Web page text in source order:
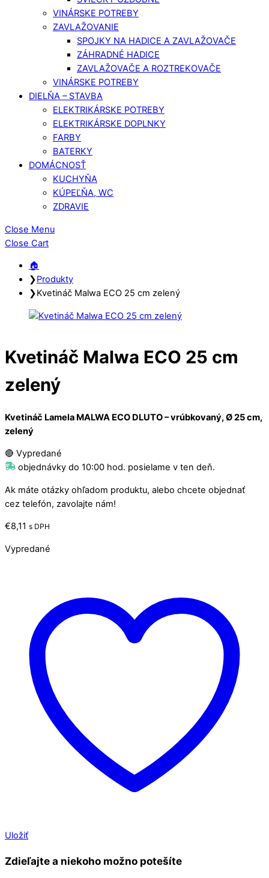
VINÁRSKE POTREBY
ZAVLAŽOVANIE
SPOJKY NA HADICE A ZAVLAŽOVAČE
ZÁHRADNÉ HADICE
ZAVLAŽOVAČE A ROZTREKOVAČE
VINÁRSKE POTREBY
DIELŇA – STAVBA
ELEKTRIKÁRSKE POTREBY
ELEKTRIKÁRSKE DOPLNKY
FARBY
BATERKY
DOMÁCNOSŤ
KUCHYŇA
KÚPEĽŇA, WC
ZDRAVIE
Close Menu
Close Cart
🏠︎
❯Produkty
❯Kvetináč Malwa ECO 25 cm zelený
Kvetináč Malwa ECO 25 cm
zelený
Kvetináč Lamela MALWA ECO DLUTO – vrúbkovaný, Ø 25 cm,
zelený
🔴 Vypredané
objednávky do 10:00 hod. posielame v ten deň.
Ak máte otázky ohľadom produktu, alebo chcete objednať
cez telefón, zavolajte nám!
€8,11 s DPH
Vypredané
Uložiť
Zdieľajte a niekoho možno potešíte